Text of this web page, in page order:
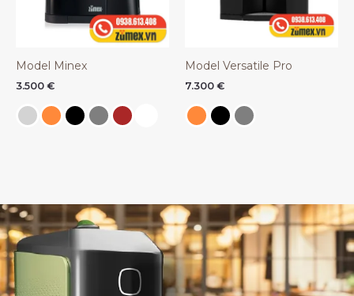
Model Minex
3.500 €
Model Versatile Pro
7.300 €